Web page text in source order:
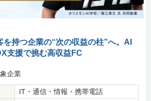
を持つ企業の“次の収益の柱”へ。AI
支援で挑む高収益FC
企業
IT・通信・情報・携帯電話